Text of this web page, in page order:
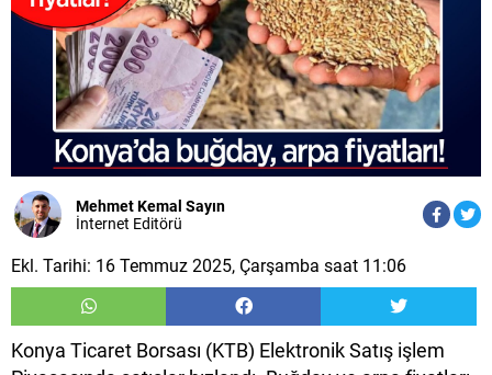
Mehmet Kemal Sayın
İnternet Editörü
Ekl. Tarihi: 16 Temmuz 2025, Çarşamba saat 11:06
Konya Ticaret Borsası (KTB) Elektronik Satış işlem